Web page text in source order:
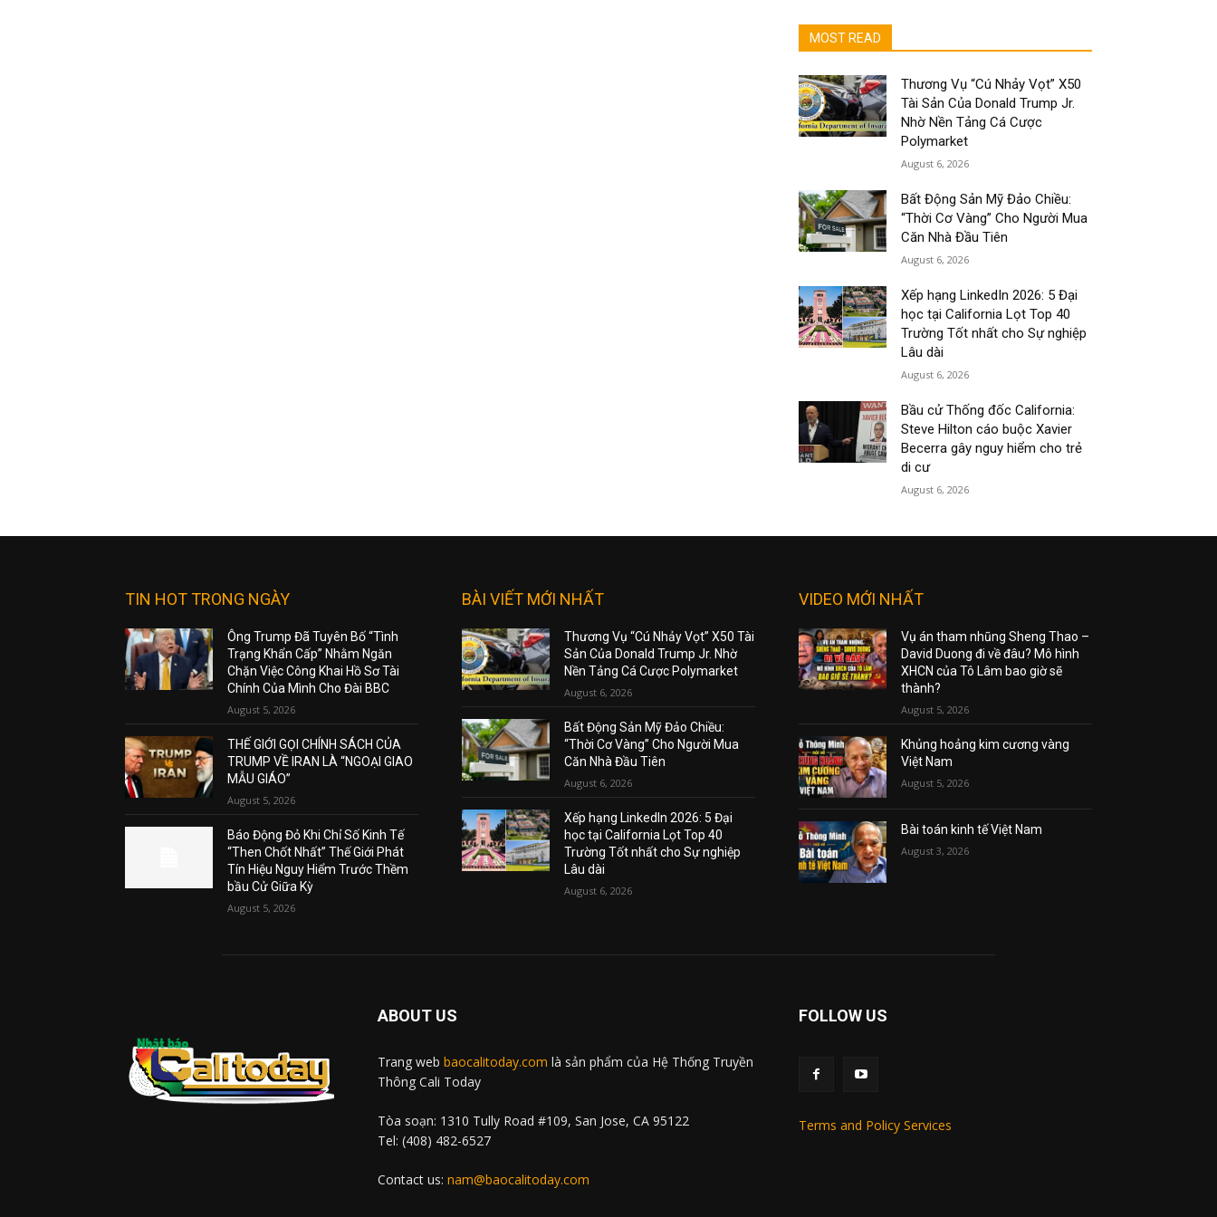
MOST READ
Thương Vụ “Cú Nhảy Vọt” X50
Tài Sản Của Donald Trump Jr.
Nhờ Nền Tảng Cá Cược
Polymarket
August 6, 2026
Bất Động Sản Mỹ Đảo Chiều:
“Thời Cơ Vàng” Cho Người Mua
Căn Nhà Đầu Tiên
August 6, 2026
Xếp hạng LinkedIn 2026: 5 Đại
học tại California Lọt Top 40
Trường Tốt nhất cho Sự nghiệp
Lâu dài
August 6, 2026
Bầu cử Thống đốc California:
Steve Hilton cáo buộc Xavier
Becerra gây nguy hiểm cho trẻ
di cư
August 6, 2026
TIN HOT TRONG NGÀY
Ông Trump Đã Tuyên Bố “Tình
Trạng Khẩn Cấp” Nhằm Ngăn
Chặn Việc Công Khai Hồ Sơ Tài
Chính Của Mình Cho Đài BBC
August 5, 2026
THẾ GIỚI GỌI CHÍNH SÁCH CỦA
TRUMP VỀ IRAN LÀ “NGOẠI GIAO
MẪU GIÁO”
August 5, 2026
Báo Động Đỏ Khi Chỉ Số Kinh Tế
“Then Chốt Nhất” Thế Giới Phát
Tín Hiệu Nguy Hiểm Trước Thềm
bầu Cử Giữa Kỳ
August 5, 2026
BÀI VIẾT MỚI NHẤT
Thương Vụ “Cú Nhảy Vọt” X50 Tài
Sản Của Donald Trump Jr. Nhờ
Nền Tảng Cá Cược Polymarket
August 6, 2026
Bất Động Sản Mỹ Đảo Chiều:
“Thời Cơ Vàng” Cho Người Mua
Căn Nhà Đầu Tiên
August 6, 2026
Xếp hạng LinkedIn 2026: 5 Đại
học tại California Lọt Top 40
Trường Tốt nhất cho Sự nghiệp
Lâu dài
August 6, 2026
VIDEO MỚI NHẤT
Vụ án tham nhũng Sheng Thao –
David Duong đi về đâu? Mô hình
XHCN của Tô Lâm bao giờ sẽ
thành?
August 5, 2026
Khủng hoảng kim cương vàng
Việt Nam
August 5, 2026
Bài toán kinh tế Việt Nam
August 3, 2026
ABOUT US
Trang web baocalitoday.com là sản phẩm của Hệ Thống Truyền
Thông Cali Today
Tòa soạn: 1310 Tully Road #109, San Jose, CA 95122
Tel: (408) 482-6527
Contact us: nam@baocalitoday.com
FOLLOW US
Terms and Policy Services